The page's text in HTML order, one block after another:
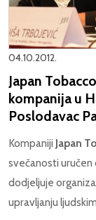
04.10.2012.
Japan
kompanija u
Poslodavac
Kompaniji Japan
svečanosti
dodjeljuje
upravljanju